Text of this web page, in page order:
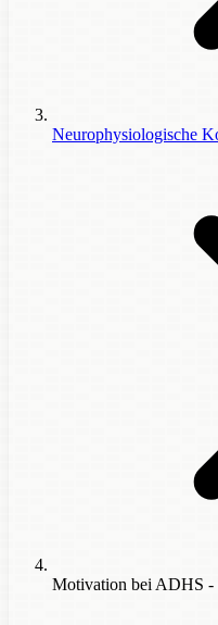
Neurophysiologische
Motivation bei ADHS -